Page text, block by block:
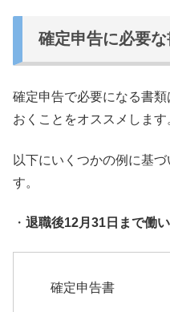
確定申告に必要な
確定申告で必要になる書
おくこと をオススメします
以下にいくつかの例に基
す。
・ 退職後12月31日まで働
確定申告書